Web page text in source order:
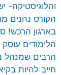
והלוגיסטיקה-
הקורס נהנים
בארגון הרכש!
הלימודים
הרבים שמנהל
חייב להיות